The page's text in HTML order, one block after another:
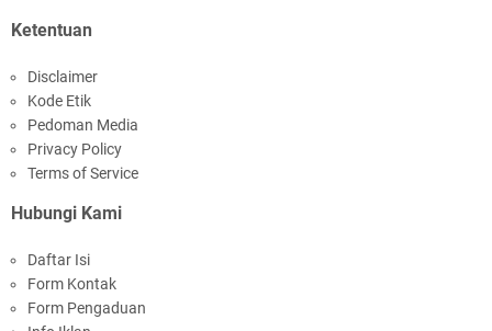
Ke-81 RI dan Kunjungan Kapolri
Ketentuan
Disclaimer
Kode Etik
Pedoman Media
Privacy Policy
Terms of Service
Hubungi Kami
Daftar Isi
Form Kontak
Form Pengaduan